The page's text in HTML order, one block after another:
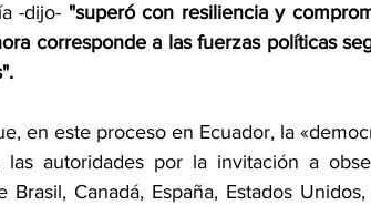
-dijo- "superó con resiliencia y
corresponde a las fuerzas políticas
en este proceso en Ecuador, la
las autoridades por la invitación a
Brasil, Canadá, España, Estados